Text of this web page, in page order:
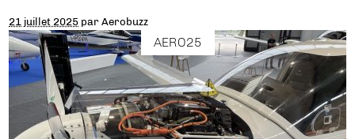
21 juillet 2025 parAerobuzz
AERO25